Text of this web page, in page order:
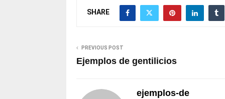
SHARE
PREVIOUS POST
Ejemplos de gentilicios
ejemplos-de